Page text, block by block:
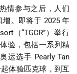
情参与之后，人们
增。即将于 2025 年
（“TGCR”）举行
验，包括一系列精
运选手 Pearly Tan
体验匹克球，到互